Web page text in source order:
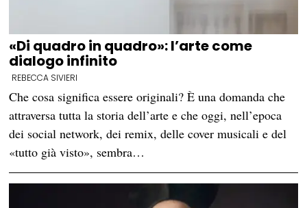
«Di quadro in quadro»: l’arte come
dialogo infinito
REBECCA SIVIERI
Che cosa significa essere originali? È una domanda che
attraversa tutta la storia dell’arte e che oggi, nell’epoca
dei social network, dei remix, delle cover musicali e del
«tutto già visto», sembra…